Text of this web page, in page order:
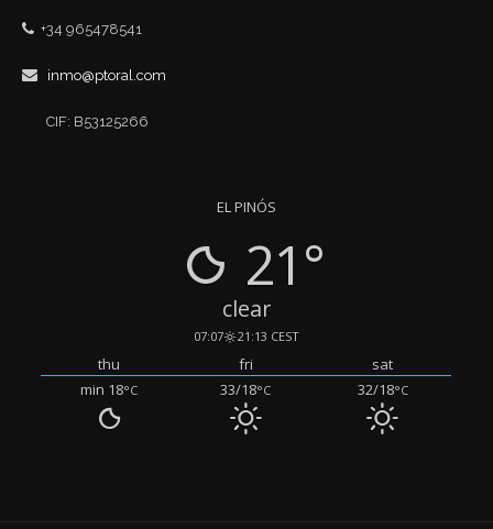
+34 965478541
inmo@ptoral.com
CIF: B53125266
EL PINÓS
21°
clear
07:07 21:13 CEST
thu fri
sat
min 18°C 33/18°C 32/18°C